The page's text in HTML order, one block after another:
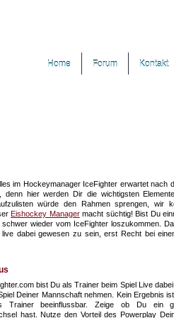
Home Forum Kontakt
im Hockeymanager IceFighter erwartet nach
denn hier werden Dir die wichtigsten
würde den Rahmen sprengen, wir
Eishockey Managermacht süchtig! Bist Du
wieder vom IceFighter loszukommen.
dabei gewesen zu sein, erst Recht bei
bist Du als Trainer beim Spiel Live
Deiner Mannschaft nehmen. Kein Ergebnis
Trainer beeinflussbar. Zeige ob Du ein
hast. Nutze den Vorteil des Powerplay